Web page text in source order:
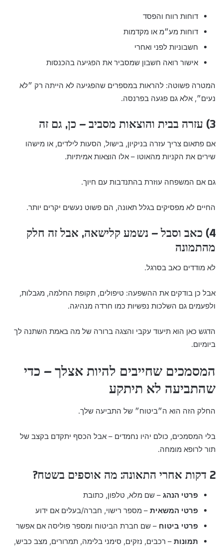
דוחות רווח והפסד
דוחות מע״מ או מקדמות
חשבוניות לפני ואחרי
אישור רואה חשבון שמסביר את הפגיעה בהכנסות
המטרה פשוטה: להראות במספרים שהפגיעה לא הייתה רק ״לא
נעים״, אלא גם פגעה בפרנסה.
3) עזרה בבית והוצאות מסביב – כן, גם זה
אם פתאום צריך עזרה בניקיון, בישול, הסעות לילדים, או מישהו
שירים את הקניות מהאוטו – אלו הוצאות אמיתיות.
גם אם המשפחה עוזרת בהתנדבות עם חיוך.
החיים לא מפסיקים בגלל תאונה, הם פשוט נעשים יקרים יותר.
4) כאב וסבל – נשמע קלישאה, אבל זה חלק
מהתמונה
לא מודדים כאב בסרגל.
אבל כן בודקים את ההשפעה: טיפולים, תקופת החלמה, מגבלות,
ולפעמים גם השלכות נפשיות כמו חרדה מנהיגה.
הדגש כאן הוא תיעוד עקבי והצגה ברורה של מה באמת השתנה לך
ביומיום.
המסמכים שחייבים להיות אצלך – כדי
שהתביעה לא תיתקע
החלק הזה הוא ה״ביטוח״ של התביעה שלך.
בלי המסמכים, כולם יהיו נחמדים – אבל הכסף יתקדם בקצב של
תור לרופא מומחה.
2 דקות אחרי התאונה: מה אוספים בשטח?
פרטי הנהג – שם מלא, טלפון, כתובת
פרטי המשאית – מספר רישוי, חברה/בעלים אם ידוע
פרטי ביטוח – שם חברת הביטוח ומספר פוליסה אם אפשר
תמונות – רכבים, נזקים, סימני בלימה, תמרורים, מצב כביש,